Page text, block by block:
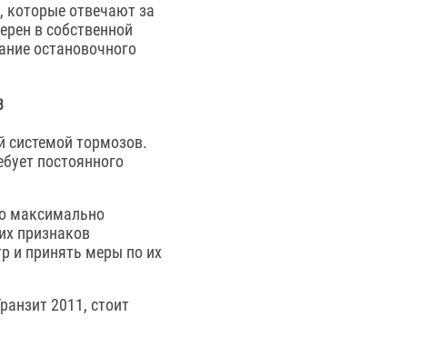
отвечают за
в собственной
остановочного
тормозов.
постоянного
максимально
признаков
и принять меры по их
2011, стоит